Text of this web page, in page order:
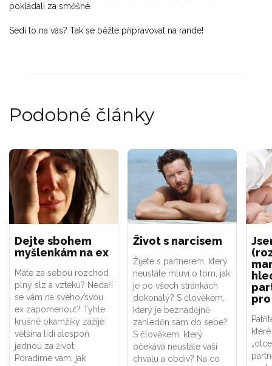
pokládali za směšné.
Sedí to na vás? Tak se běžte připravovat na rande!
Podobné články
Dejte sbohem
myšlenkám na ex
Máte za sebou rozchod
plný slz a vzteku? Nedaří
se vám na svého/svou
ex zapomenout? Tyhle
krušné okamžiky zažije
většina lidí alespoň
jednou za život.
Poradíme vám, jak
Život s narcisem
Žijete s partnerem, který
neustále mluví o tom, jak
je po všech stránkách
dokonalý? S člověkem,
který je beznadějně
zahleděn sám do sebe?
S člověkem, který
očekává neustále vaši
chválu a obdiv? Na co